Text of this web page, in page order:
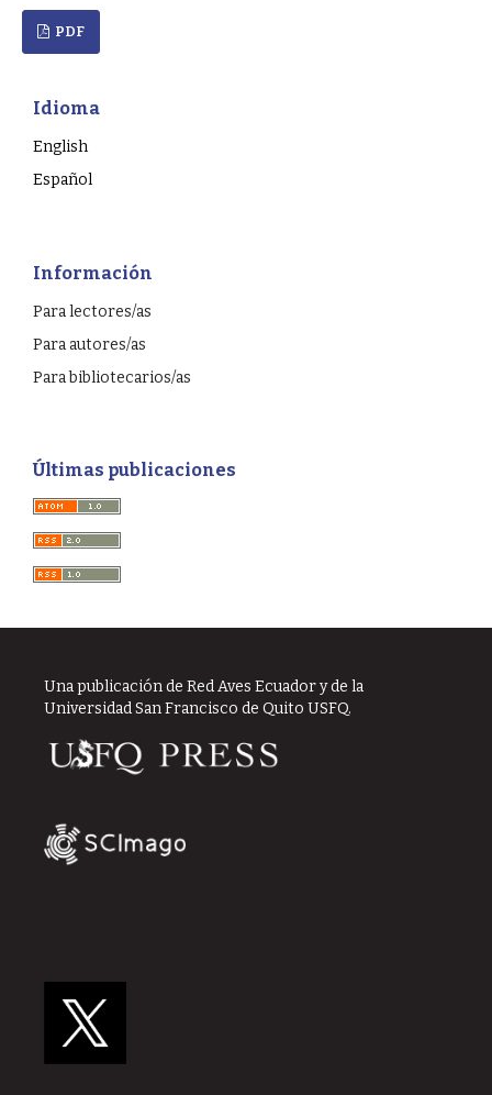
PDF
Idioma
English
Español
Información
Para lectores/as
Para autores/as
Para bibliotecarios/as
Últimas publicaciones
Una publicación de Red Aves Ecuador y de la
Universidad San Francisco de Quito USFQ.